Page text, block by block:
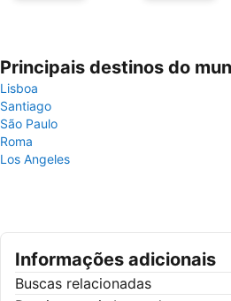
Principais destinos do
Lisboa
Santiago
São Paulo
Roma
Los Angeles
Informações adicionais
Buscas relacionadas